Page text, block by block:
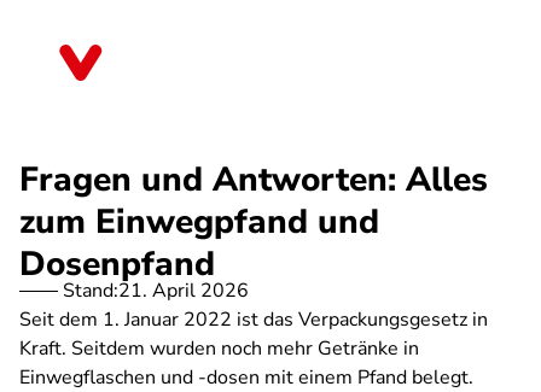
Fragen und Antworten: Alles
zum Einwegpfand und
Dosenpfand
Stand:21. April 2026
Seit dem 1. Januar 2022 ist das Verpackungsgesetz in
Kraft. Seitdem wurden noch mehr Getränke in
Einwegflaschen und -dosen mit einem Pfand belegt.